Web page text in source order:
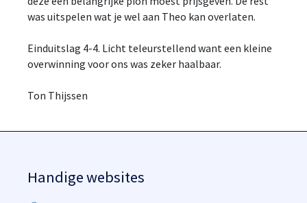
was uitspelen wat je wel aan Theo kan overlaten.
Einduitslag 4-4. Licht teleurstellend want een kleine
overwinning voor ons was zeker haalbaar.
Ton Thijssen
Handige websites